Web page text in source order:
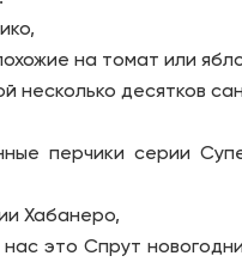
на томат или
несколько десятков
перчики серии
Хабанеро,
это Спрут